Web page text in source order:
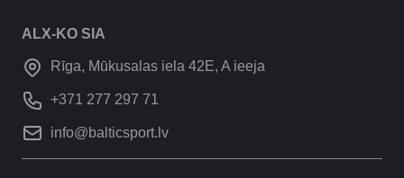
ALX-KO SIA
Rīga, Mūkusalas iela 42E, A ieeja
+371 277 297 71
info@balticsport.lv